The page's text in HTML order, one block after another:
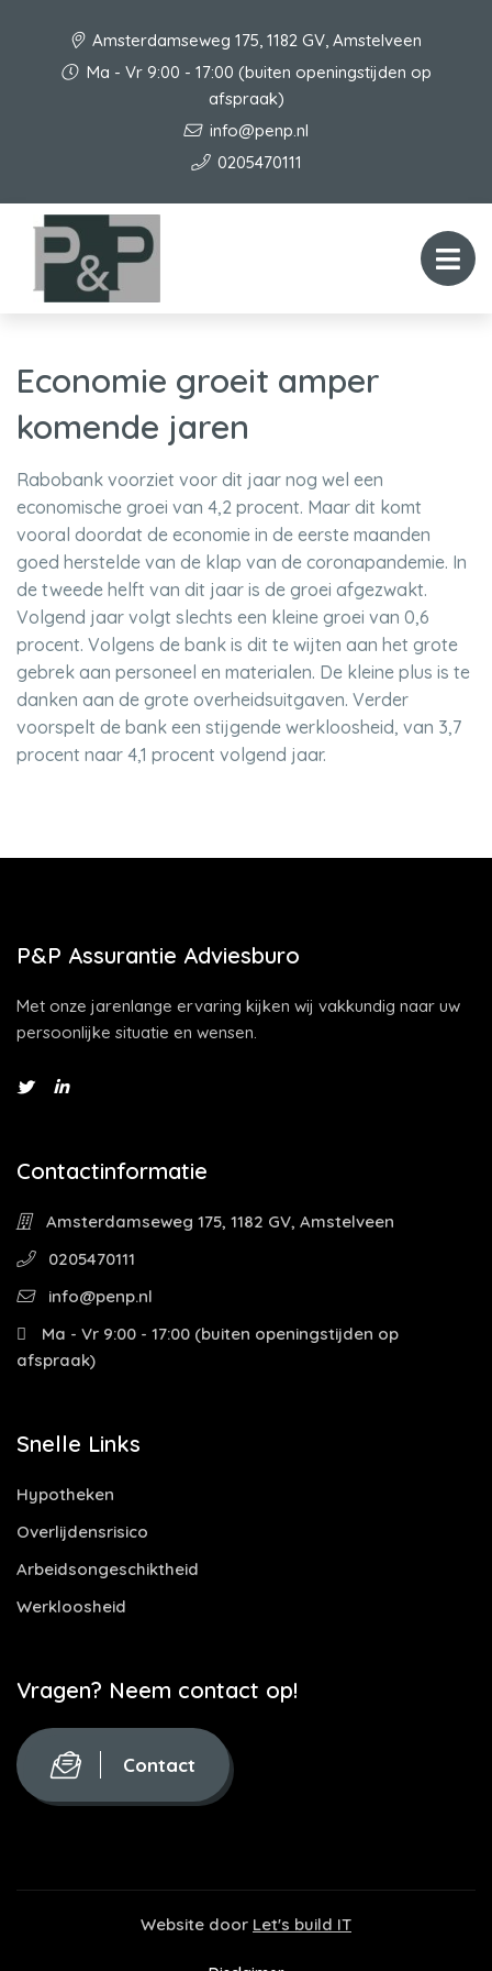
Amsterdamseweg 175, 1182 GV, Amstelveen
Ma - Vr 9:00 - 17:00 (buiten openingstijden op
afspraak)
info@penp.nl
0205470111
Economie groeit amper
komende jaren
Rabobank voorziet voor dit jaar nog wel een
economische groei van 4,2 procent. Maar dit komt
vooral doordat de economie in de eerste maanden
goed herstelde van de klap van de coronapandemie. In
de tweede helft van dit jaar is de groei afgezwakt.
Volgend jaar volgt slechts een kleine groei van 0,6
procent. Volgens de bank is dit te wijten aan het grote
gebrek aan personeel en materialen. De kleine plus is te
danken aan de grote overheidsuitgaven. Verder
voorspelt de bank een stijgende werkloosheid, van 3,7
procent naar 4,1 procent volgend jaar.
P&P Assurantie Adviesburo
Met onze jarenlange ervaring kijken wij vakkundig naar uw
persoonlijke situatie en wensen.
Contactinformatie
Amsterdamseweg 175, 1182 GV, Amstelveen
0205470111
info@penp.nl
Ma - Vr 9:00 - 17:00 (buiten openingstijden op
afspraak)
Snelle Links
Hypotheken
Overlijdensrisico
Arbeidsongeschiktheid
Werkloosheid
Vragen? Neem contact op!
Contact
Website door Let's build IT